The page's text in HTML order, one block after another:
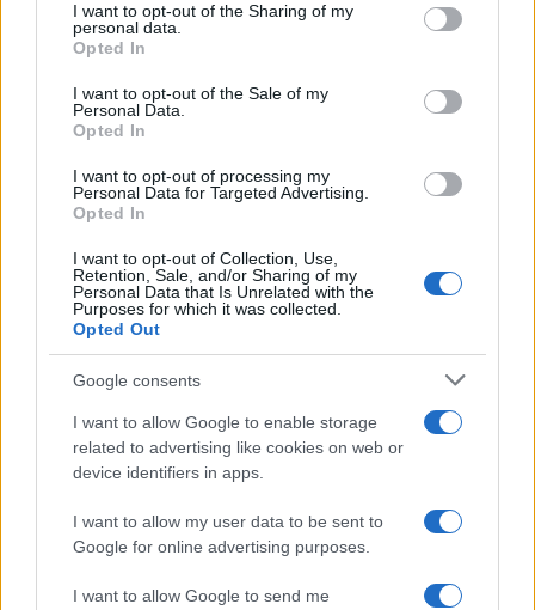
not limited to your visit or usage behaviour. You may click to
grant or deny consent to Google and its third-party tags to
use your data for below specified purposes in below Google
consent section.
I want to opt-out of the Sharing of my
personal data.
Opted In
I want to opt-out of the Sale of my
Personal Data.
Opted In
I want to opt-out of processing my
Personal Data for Targeted Advertising.
Opted In
I want to opt-out of Collection, Use,
Retention, Sale, and/or Sharing of my
Personal Data that Is Unrelated with the
Purposes for which it was collected.
Opted Out
Google consents
I want to allow Google to enable storage
related to advertising like cookies on web or
device identifiers in apps.
I want to allow my user data to be sent to
Google for online advertising purposes.
I want to allow Google to send me